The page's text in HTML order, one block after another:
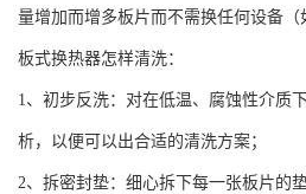
量增加而增多板片而不需换任何设备
板式换热器怎样清洗：
1、初步反洗：对在低温、腐蚀性介质
析，以便可以出合适的清洗方案；
2、拆密封垫：细心拆下每一张板片的